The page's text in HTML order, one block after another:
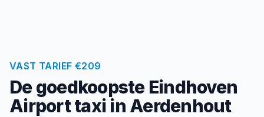
VAST TARIEF €209
De goedkoopste Eindhoven
Airport taxi in Aerdenhout